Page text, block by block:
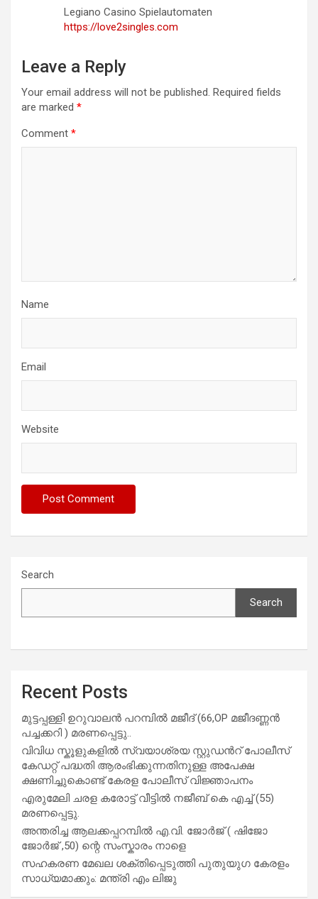
Legiano Casino Spielautomaten
https://love2singles.com
Leave a Reply
Your email address will not be published. Required fields
are marked *
Comment *
Name
Email
Website
Search
Search
Recent Posts
മുട്ടപ്പള്ളി ഉറുവാലൻ പറമ്പിൽ മജീദ് (66,OP മജീദണ്ണൻ
പച്ചക്കറി ) മരണപ്പെട്ടു..
വിവിധ സ്കൂളുകളില്‍ സ്വയാശ്രയ സ്റ്റുഡന്‍റ് പോലീസ്
കേഡറ്റ് പദ്ധതി ആരംഭിക്കുന്നതിനുള്ള അപേക്ഷ
ക്ഷണിച്ചുകൊണ്ട് കേരള പോലീസ് വിജ്ഞാപനം
എരുമേലി ചരള കരോട്ട് വീട്ടിൽ നജീബ് കെ എച്ച് (55)
മരണപ്പെട്ടു.
അന്തരിച്ച ആ​ല​ക്ക​പ്പ​റമ്പിൽ​ എ.​വി. ജോ​ർ​ജ് ( ഷിജോ
ജോർജ് ,50) ന്റെ സംസ്കാരം നാളെ
സഹകരണ മേഖല ശക്തിപ്പെടുത്തി പുതുയുഗ കേരളം
സാധ്യമാക്കും: മന്ത്രി എം ലിജു